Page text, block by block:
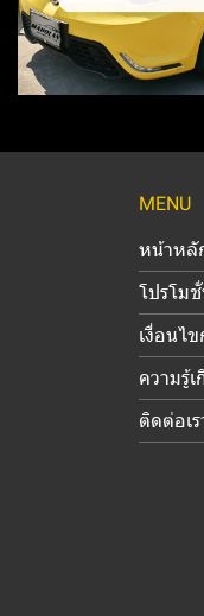
MENU
หน้าหลั
โปรโม
เงื่อนไ
ความรู้
ติดต่อเร